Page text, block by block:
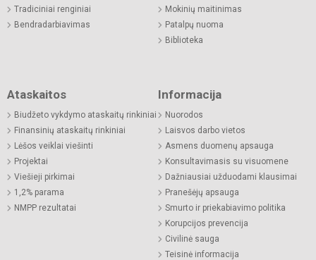
Tradiciniai renginiai
Bendradarbiavimas
Mokinių maitinimas
Patalpų nuoma
Biblioteka
Ataskaitos
Biudžeto vykdymo ataskaitų rinkiniai
Finansinių ataskaitų rinkiniai
Lėšos veiklai viešinti
Projektai
Viešieji pirkimai
1,2% parama
NMPP rezultatai
Informacija
Nuorodos
Laisvos darbo vietos
Asmens duomenų apsauga
Konsultavimasis su visuomene
Dažniausiai užduodami klausimai
Pranešėjų apsauga
Smurto ir priekabiavimo politika
Korupcijos prevencija
Civilinė sauga
Teisinė informacija